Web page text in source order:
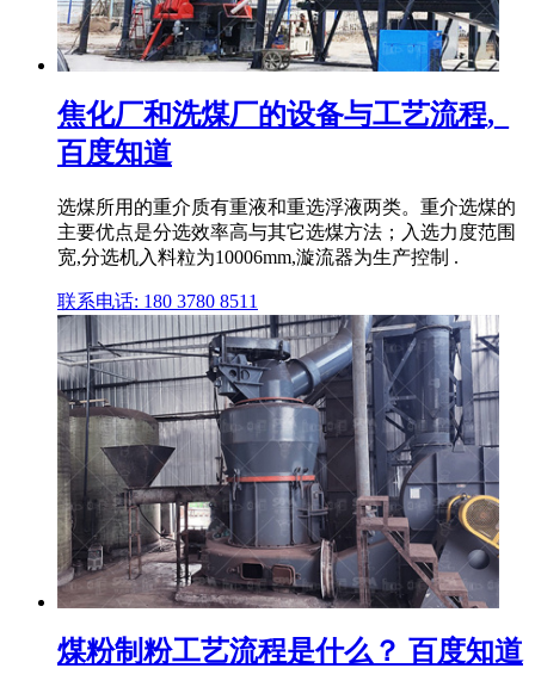
焦化厂和洗煤厂的设备与工艺流程,_
百度知道
选煤所用的重介质有重液和重选浮液两类。重介选煤的
主要优点是分选效率高与其它选煤方法；入选力度范围
宽,分选机入料粒为10006mm,漩流器为生产控制 .
联系电话: 180 3780 8511
煤粉制粉工艺流程是什么？ 百度知道